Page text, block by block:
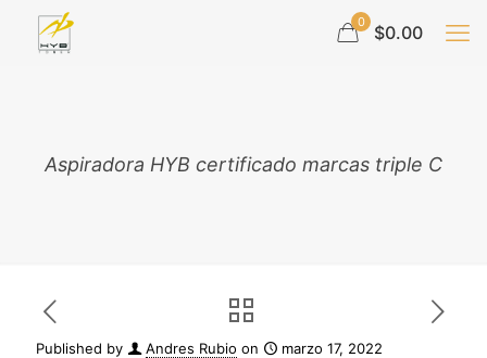
0 $0.00
Aspiradora HYB certificado marcas triple C
Published by Andres Rubio on marzo 17, 2022